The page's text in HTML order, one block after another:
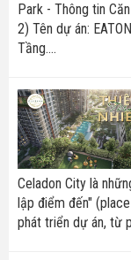
Park - Thông tin
2) Tên dự án:
Tầng....
Celadon City là
lập điểm đến"
phát triển dự án, từ